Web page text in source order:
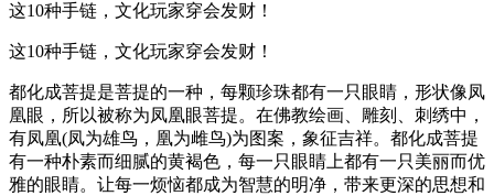
这10种手链，文化玩家穿会发财！
这10种手链，文化玩家穿会发财！
都化成菩提是菩提的一种，每颗珍珠都有一只眼睛，形状像凤
凰眼，所以被称为凤凰眼菩提。在佛教绘画、雕刻、刺绣中，
有凤凰(凤为雄鸟，凰为雌鸟)为图案，象征吉祥。都化成菩提
有一种朴素而细腻的黄褐色，每一只眼睛上都有一只美丽而优
雅的眼睛。让每一烦恼都成为智慧的明净，带来更深的思想和